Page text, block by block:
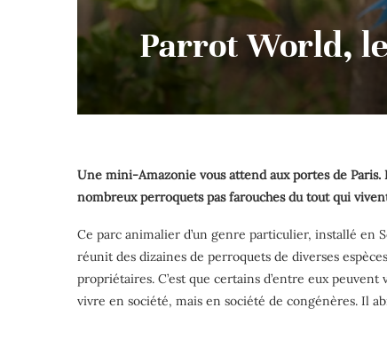
Parrot World,
Une mini-Amazonie vous attend aux portes de
nombreux perroquets pas farouches du tout qui
Ce parc animalier d’un genre particulier, installé en
réunit des dizaines de perroquets de diverses
propriétaires. C’est que certains d’entre eux
vivre en société, mais en société de congénères. Il